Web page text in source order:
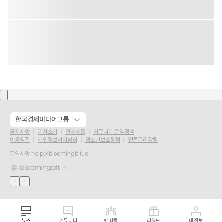
한국경제미디어그룹
공지사항 기자소개 인재채용
커뮤니티 운영정책
이용약관
개인정보처리방침 청소년보호정책
언론윤리강령
문의사항 help@bloomingbit.io
뉴스 커뮤니티 핫 피플 리워드 내 정보